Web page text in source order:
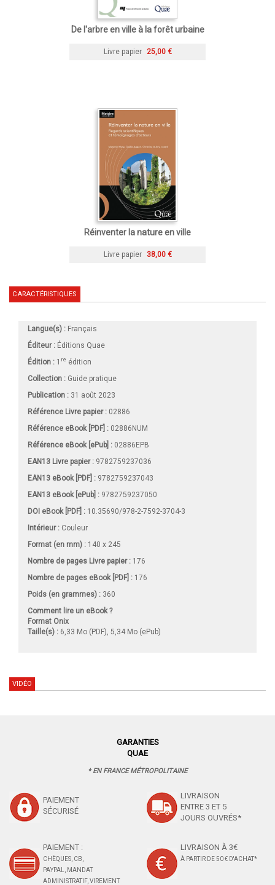
De l'arbre en ville à la forêt urbaine
Livre papier 25,00 €
Réinventer la nature en ville
Livre papier 38,00 €
CARACTÉRISTIQUES
Langue(s) : Français
Éditeur : Éditions Quae
Édition : 1 re édition
Collection : Guide pratique
Publication : 31 août 2023
Référence Livre papier : 02886
Référence eBook [PDF] : 02886NUM
Référence eBook [ePub] : 02886EPB
EAN13 Livre papier : 9782759237036
EAN13 eBook [PDF] : 9782759237043
EAN13 eBook [ePub] : 9782759237050
DOI eBook [PDF] : 10.35690/978-2-7592-3704-3
Intérieur : Couleur
Format (en mm) : 140 x 245
Nombre de pages Livre papier: 176
Nombre de pages eBook [PDF] : 176
Poids (en grammes) : 360
Comment lire un eBook ?
Format Onix
Taille(s) : 6,33 Mo (PDF), 5,34 Mo (ePub)
VIDÉO
GARANTIES
QUAE
* EN FRANCE MÉTROPOLITAINE
PAIEMENT
SÉCURISÉ
LIVRAISON
ENTRE 3 ET 5
JOURS OUVRÉS*
PAIEMENT :
CHÈQUES, CB,
PAYPAL, MANDAT
ADMINISTRATIF, VIREMENT
LIVRAISON À 3€
À PARTIR DE 50 € D'ACHAT*